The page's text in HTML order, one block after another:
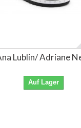
Lublin/ Adriane
Auf Lager